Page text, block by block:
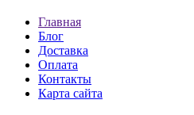
Главная
Блог
Доставка
Оплата
Контакты
Карта сайта